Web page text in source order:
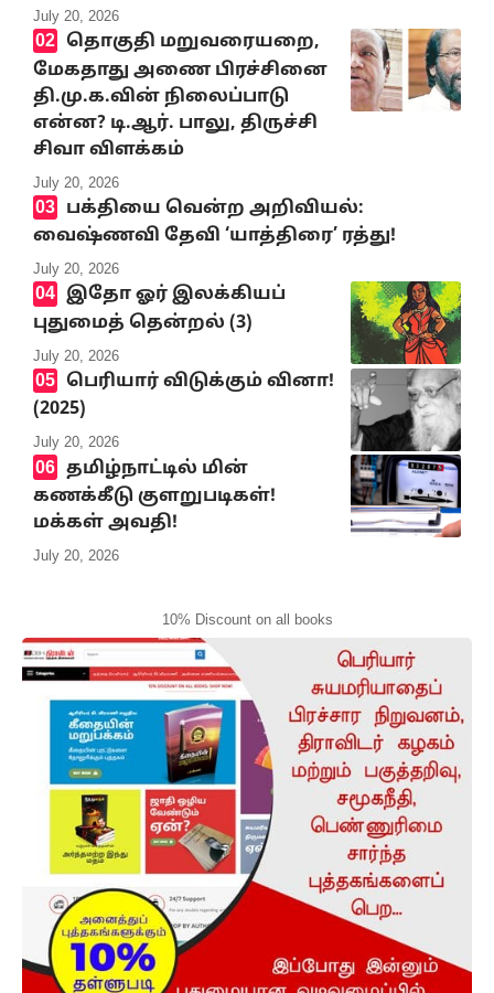
July 20, 2026
தொகுதி மறுவரையறை,
மேகதாது அணை பிரச்சினை
தி.மு.க.வின் நிலைப்பாடு
என்ன? டி.ஆர். பாலு, திருச்சி
சிவா விளக்கம்
July 20, 2026
பக்தியை வென்ற அறிவியல்:
வைஷ்ணவி தேவி ‘யாத்திரை’ ரத்து!
July 20, 2026
இதோ ஓர் இலக்கியப்
புதுமைத் தென்றல் (3)
July 20, 2026
பெரியார் விடுக்கும் வினா!
(2025)
July 20, 2026
தமிழ்நாட்டில் மின்
கணக்கீடு குளறுபடிகள்!
மக்கள் அவதி!
July 20, 2026
10% Discount on all books